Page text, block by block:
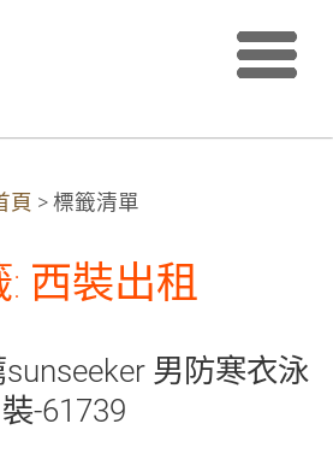
頁 > 標籤清單
: 西裝出租
男防寒衣泳
裝-61739